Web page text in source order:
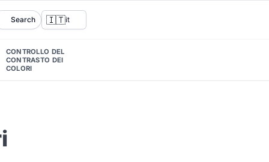
Search 🇮🇹it
CONTROLLO DEL
CONTRASTO DEI
COLORI